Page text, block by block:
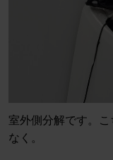
室外側分解です。
なく。